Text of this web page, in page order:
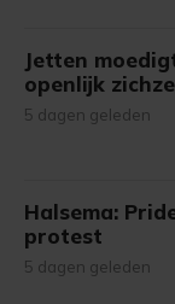
Jetten
openlijk
5 dagen geleden
Halsema:
protest
5 dagen geleden